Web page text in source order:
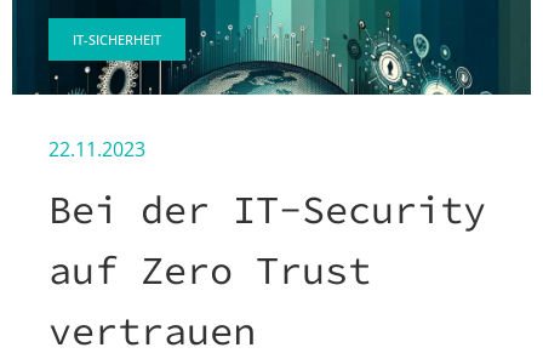
IT-SICHERHEIT
22.11.2023
Bei der IT-Security
auf Zero Trust
vertrauen